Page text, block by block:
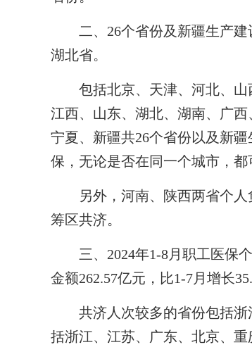
二、26个省份及新疆生产
湖北省。
包括北京、天津、河北、山
江西、山东、湖北、湖南、广
宁夏、新疆共26个省份以及新
保，无论是否在同一个城市，都
另外，河南、陕西两省个人
筹区共济。
三、2024年1-8月职工医保
金额262.57亿元，比1-7月增长
共济人次较多的省份包括浙
括浙江、江苏、广东、北京、重